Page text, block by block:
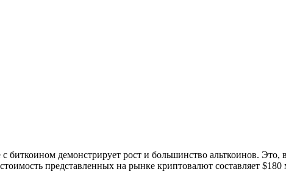
с биткоином демонстрирует рост и большинство альткоинов.
представленных на рынке криптовалют составляет $180